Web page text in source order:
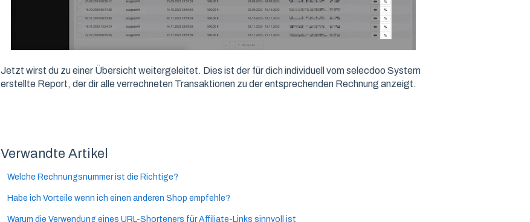
Jetzt wirst du zu einer Übersicht weitergeleitet. Dies ist der für dich individuell vom selecdoo System
erstellte Report, der dir alle verrechneten Transaktionen zu der entsprechenden Rechnung anzeigt.
Verwandte Artikel
Welche Rechnungsnummer ist die Richtige?
Habe ich Vorteile wenn ich einen anderen Shop empfehle?
Warum die Verwendung eines URL-Shorteners für Affiliate-Links sinnvoll ist